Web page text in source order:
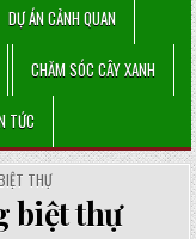
DỰ ÁN CẢNH QUAN
CHĂM SÓC CÂY XANH
TỨC
THỰ
biệt thự